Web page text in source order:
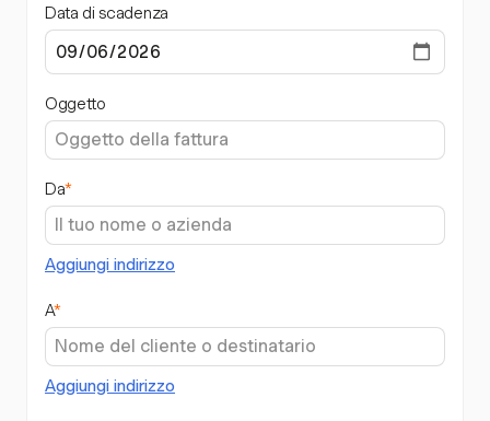
Data di scadenza
Oggetto
Da*
Aggiungi indirizzo
A*
Aggiungi indirizzo